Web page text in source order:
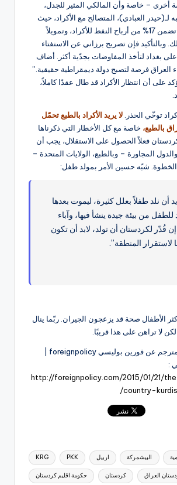
أخرى – خاصة وأن المالكي المثير للجدل،
لـ(حيدر العبادي)، المتصالح مع الأكراد، حيث
وقع مؤخرًا اتفاقية تضمن 17% من أرباح النفط للأكراد، وتمويلاً
وبالتأكيد فإن تصريح برزاني عن الاستفتاء
بغداد لتأخذ المفاوضات بجدّية أكثر. أضاف
العراق فرصة لتصبح دولة ديمقراطية حقيقية.”
على أن انتظار الأكراد قد طال عقدًا كاملاً،
توخّي الحذر. لا يريد الأكراد بالطبع تحمّل
بالطبع، خاصة مع كل الأخطار التي ذكرناها
فعلاً الحصول على الاستقلال، يجب أن
والدول المجاورة – وبالطبع، الولايات المتحدة –
شبّه حسين الأمر بمولد طفل:
أن نلد طفلاً بعلل كثيرة، ليموت بعدها
للطفل من بيئة جيدة ينشأ فيها، وآباء
إن قُدّر لكردستان أن تولد، لابد أن تكون
لاستقرار المنطقة”.
الأطفال صحة قد يزعجون الجيران. ربّما ينال
لكن لا تراهن على هذا قريبًا.
:
http://foreignpolicy.com/2015/01/21/
country-
KRG PKK اربيل البيشمركة
حكومة اقليم كردستان كردستان العراق